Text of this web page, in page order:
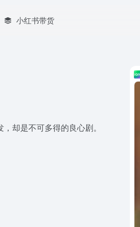
小红书带货
却是不可多得的良心剧。